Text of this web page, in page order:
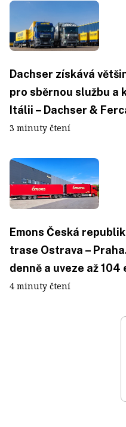
Dachser získává
pro sběrnou službu
Itálii – Dachser &
3 minuty čtení
Emons Česká
trase Ostrava –
denně a uveze až
4 minuty čtení